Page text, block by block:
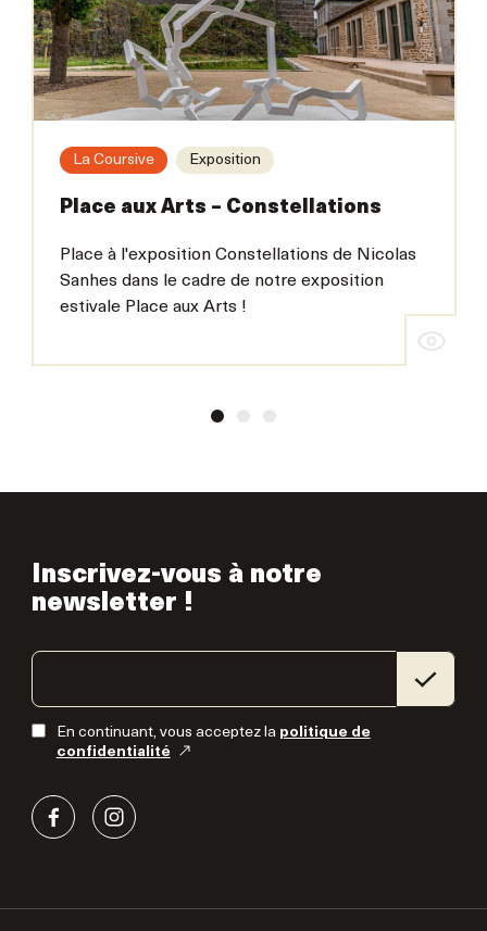
La Coursive Exposition
Place aux Arts – Constellations
Place à l'exposition Constellations de Nicolas
Sanhes dans le cadre de notre exposition
estivale Place aux Arts !
Inscrivez-vous à notre
newsletter !
En continuant, vous acceptez la politique de
confidentialité